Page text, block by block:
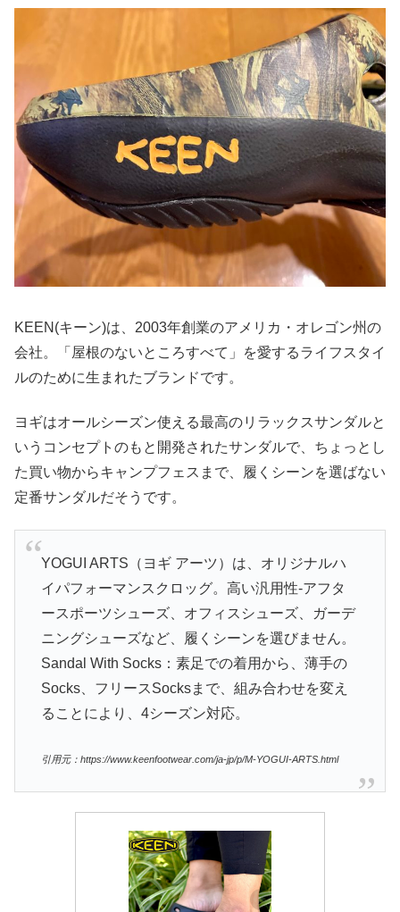
KEEN(キーン)は、2003年創業のアメリカ・オレゴン州の
会社。「屋根のないところすべて」を愛するライフスタイ
ルのために生まれたブランドです。
ヨギはオールシーズン使える最高のリラックスサンダルと
いうコンセプトのもと開発されたサンダルで、ちょっとし
た買い物からキャンプフェスまで、履くシーンを選ばない
定番サンダルだそうです。
YOGUI ARTS（ヨギ アーツ）は、オリジナルハ
イパフォーマンスクロッグ。高い汎用性-アフタ
ースポーツシューズ、オフィスシューズ、ガーデ
ニングシューズなど、履くシーンを選びません。
Sandal With Socks：素足での着用から、薄手の
Socks、フリースSocksまで、組み合わせを変え
ることにより、4シーズン対応。
引用元：https://www.keenfootwear.com/ja-jp/p/M-YOGUI-ARTS.html